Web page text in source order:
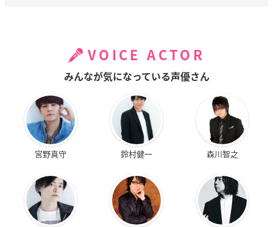
VOICE ACTOR
みんなが気になっている声優さん
宮野真守 鈴村健一 森川智之